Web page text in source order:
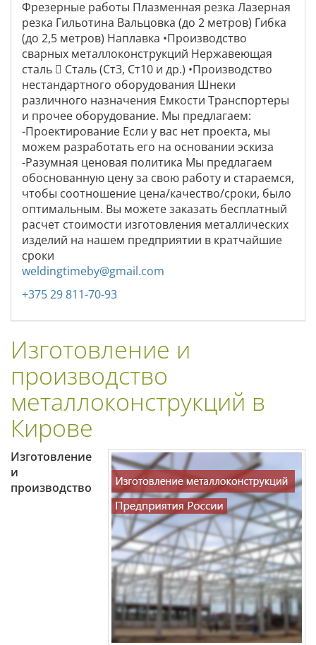
Фрезерные работы Плазменная резка Лазерная
резка Гильотина Вальцовка (до 2 метров) Гибка
(до 2,5 метров) Наплавка •Производство
сварных металлоконструкций Нержавеющая
сталь  Сталь (Ст3, Ст10 и др.) •Производство
нестандартного оборудования Шнеки
различного назначения Емкости Транспортеры
и прочее оборудование. Мы предлагаем:
-Проектирование Если у вас нет проекта, мы
можем разработать его на основании эскиза
-Разумная ценовая политика Мы предлагаем
обоснованную цену за свою работу и стараемся,
чтобы соотношение цена/качество/сроки, было
оптимальным. Вы можете заказать бесплатный
расчет стоимости изготовления металлических
изделий на нашем предприятии в кратчайшие
сроки
weldingtimeby@gmail.com
+375 29 811-70-93
Изготовление и
производство
металлоконструкций в
Кирове
Изготовление
и
производство